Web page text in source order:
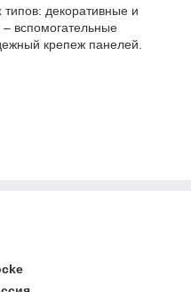
декоративные и
вспомогательные
крепеж панелей.